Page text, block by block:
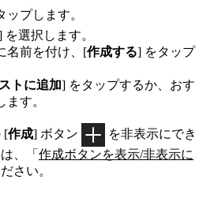
ップします。
を選択します。
名前を付け、[作成する] をタップ
トに追加] をタップするか、おす
す。
[作成] ボタン
を非表示にでき
、「 作成ボタンを表示/非表示に
さい。